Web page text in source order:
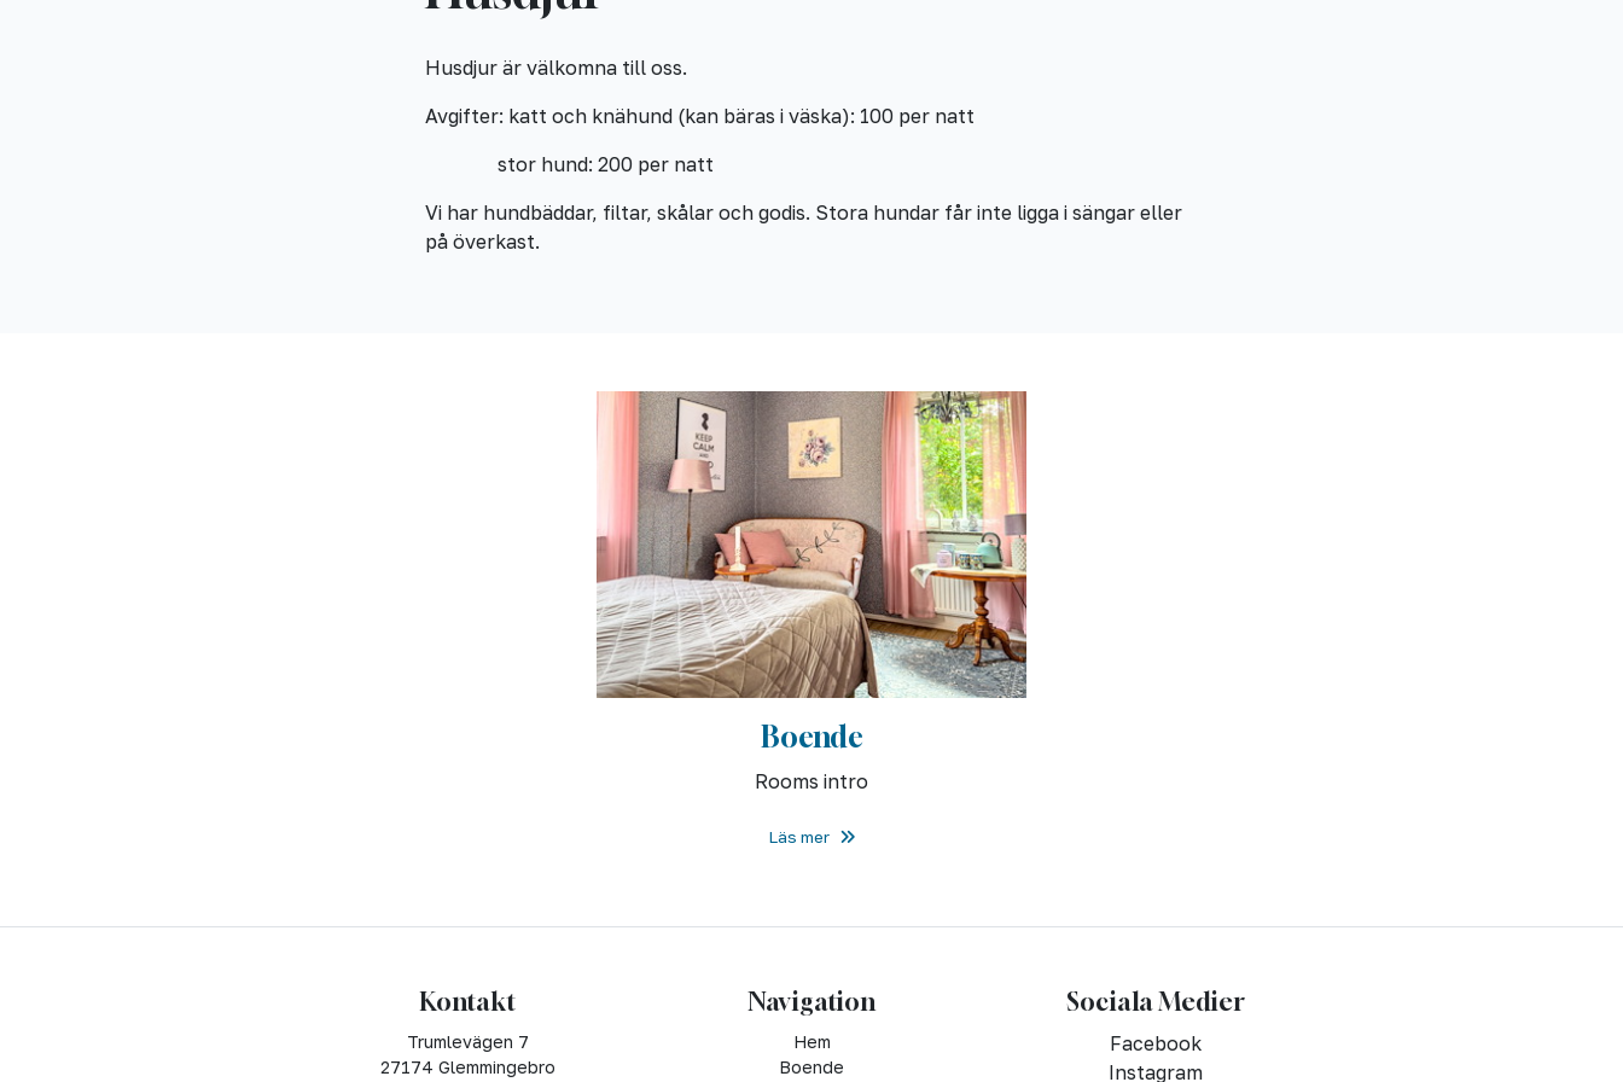
Husdjur är välkomna till oss.
Avgifter: katt och knähund (kan bäras i väska): 100 per natt
stor hund: 200 per natt
Vi har hundbäddar, filtar, skålar och godis. Stora hundar får inte ligga i sängar eller
på överkast.
Boende
Rooms intro
Läs mer
Kontakt
Trumlevägen 7
27174 Glemmingebro
Navigation
Hem
Boende
Sociala Medier
Facebook
Instagram